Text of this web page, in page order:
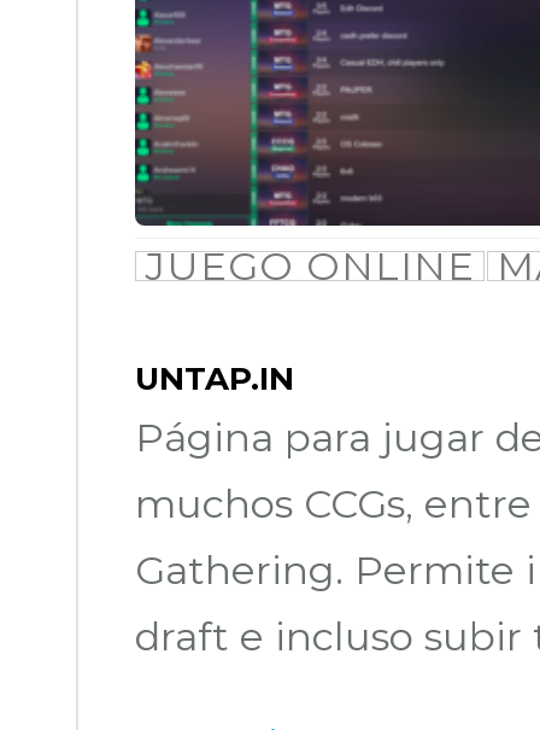
JUEGO ONLINE
UNTAP.IN
Página para jugar
muchos CCGs,
Gathering. Permite
draft e incluso subir